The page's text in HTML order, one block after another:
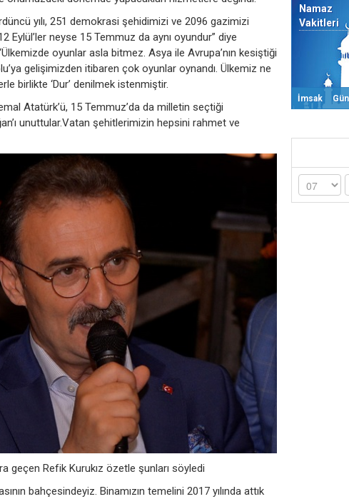
yılı, 251 demokrasi şehidimizi ve 2096 gazimizi
Eylül’ler neyse 15 Temmuz da aynı oyundur” diye
oyunlar asla bitmez. Asya ile Avrupa’nın kesiştiği
gelişimizden itibaren çok oyunlar oynandı. Ülkemiz ne
birlikte ‘Dur’ denilmek istenmiştir.
Atatürk’ü, 15 Temmuz’da da milletin seçtiği
unuttular.Vatan şehitlerimizin hepsini rahmet ve
geçen Refik Kurukız özetle şunları söyledi
bahçesindeyiz. Binamızın temelini 2017 yılında attık
Namaz
Vakitleri
İmsak